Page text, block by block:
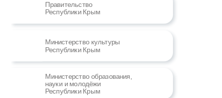
Правительство
Республики Крым
Министерство культуры
Республики Крым
Министерство образования,
науки и молодёжи
Республики Крым